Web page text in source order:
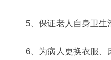
5、保证老人自身卫生
6、为病人更换衣服、